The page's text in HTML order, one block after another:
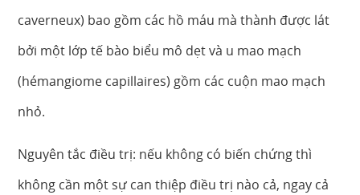
caverneux) bao gồm các hồ máu mà thành được lát
bởi một lớp tế bào biểu mô dẹt và u mao mạch
(hémangiome capillaires) gồm các cuộn mao mạch
nhỏ.
Nguyên tắc điều trị: nếu không có biến chứng thì
không cần một sự can thiệp điều trị nào cả, ngay cả